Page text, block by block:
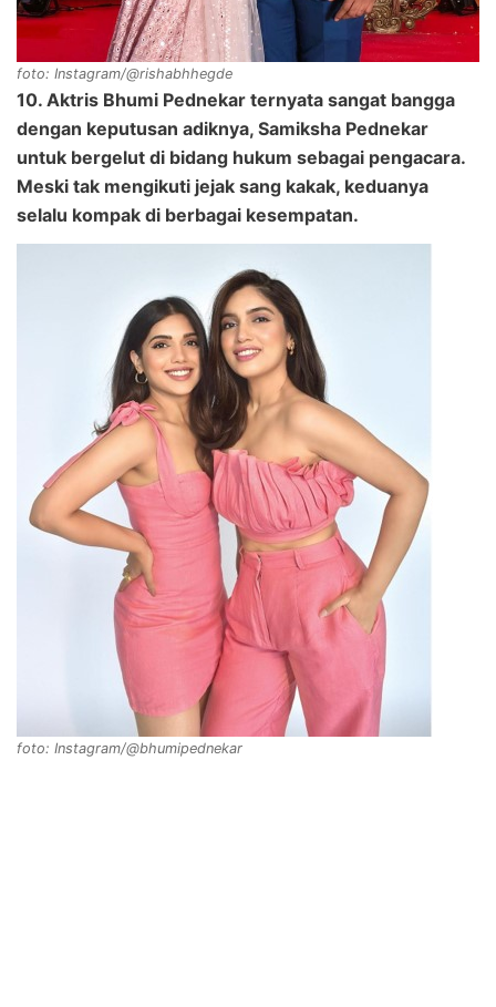
foto: Instagram/@rishabhhegde
10. Aktris Bhumi Pednekar ternyata sangat bangga
dengan keputusan adiknya, Samiksha Pednekar
untuk bergelut di bidang hukum sebagai pengacara.
Meski tak mengikuti jejak sang kakak, keduanya
selalu kompak di berbagai kesempatan.
foto: Instagram/@bhumipednekar